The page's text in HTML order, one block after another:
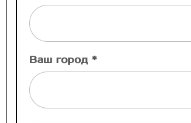
Ваш город *